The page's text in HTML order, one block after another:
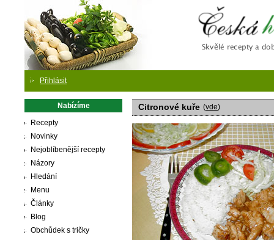
Přihlásit
Nabízíme
Recepty
Novinky
Nejoblíbenější recepty
Názory
Hledání
Menu
Články
Blog
Obchůdek s tričky
Citronové kuře (vde)